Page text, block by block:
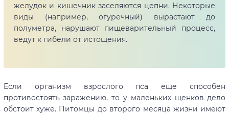
желудок и кишечник заселяются цепни. Некоторые
виды (например, огуречный) вырастают до
полуметра, нарушают пищеварительный процесс,
ведут к гибели от истощения.
Если организм взрослого пса еще способен
противостоять заражению, то у маленьких щенков дело
обстоит хуже. Питомцы до второго месяца жизни имеют